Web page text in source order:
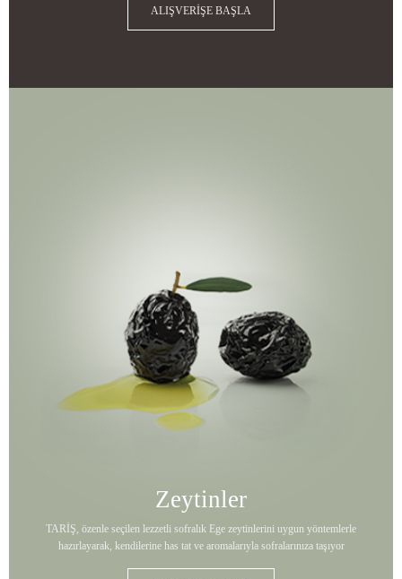
ALIŞVERİŞE BAŞLA
Zeytinler
TARİŞ, özenle seçilen lezzetli sofralık Ege zeytinlerini uygun yöntemlerle
hazırlayarak, kendilerine has tat ve aromalarıyla sofralarınıza taşıyor